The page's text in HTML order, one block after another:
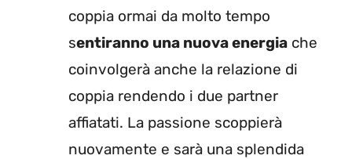
coppia ormai da molto tempo
sentiranno una nuova energia che
coinvolgerà anche la relazione di
coppia rendendo i due partner
affiatati. La passione scoppierà
nuovamente e sarà una splendida